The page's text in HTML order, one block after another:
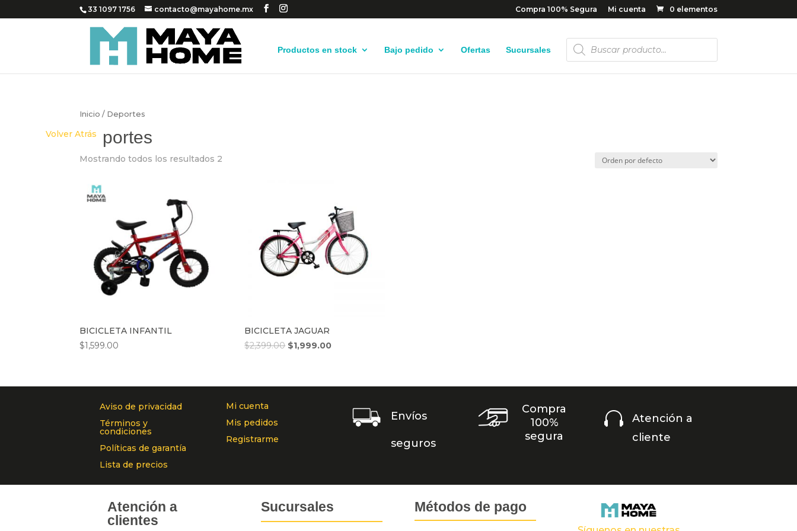
33 1097 1756 contacto@mayahome.mx Compra 100% Segura Mi cuenta 0 elementos
Productos en stock Bajo pedido Ofertas Sucursales
Búsqueda
de
productos
Inicio / Deportes
Deportes
Mostrando todos los resultados 2
BICICLETA INFANTIL
$1,599.00
BICICLETA JAGUAR
$2,399.00 $1,999.00
Volver Atrás
Aviso de privacidad
Términos y
condiciones
Políticas de garantía
Lista de precios
Mi cuenta
Mis pedidos
Registrarme
Envíos
seguros
Compra
100%
segura

Atención a
cliente
Atención a
clientes
Sucursales Métodos de pago